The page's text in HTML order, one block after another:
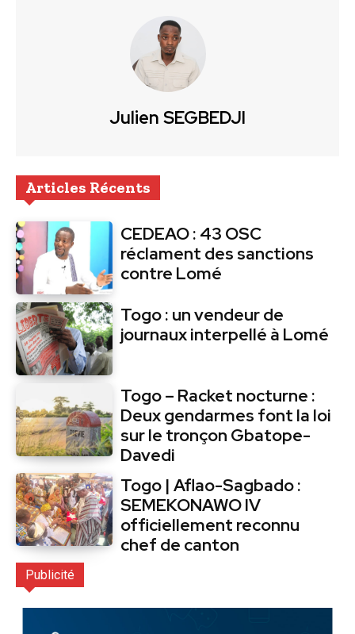
Julien SEGBEDJI
Articles Récents
CEDEAO : 43 OSC
réclament des sanctions
contre Lomé
Togo : un vendeur de
journaux interpellé à Lomé
Togo – Racket nocturne :
Deux gendarmes font la loi
sur le tronçon Gbatope-
Davedi
Togo | Aflao-Sagbado :
SEMEKONAWO IV
officiellement reconnu
chef de canton
Publicité